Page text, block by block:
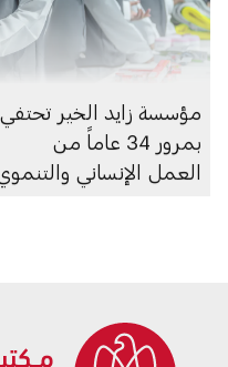
مؤسسة زايد الخير تحتفي
بمرور 34 عاماً من
العمل الإنساني والتنموي